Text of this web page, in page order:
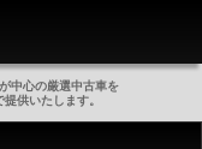
中心の厳選中古車を
供いたします。